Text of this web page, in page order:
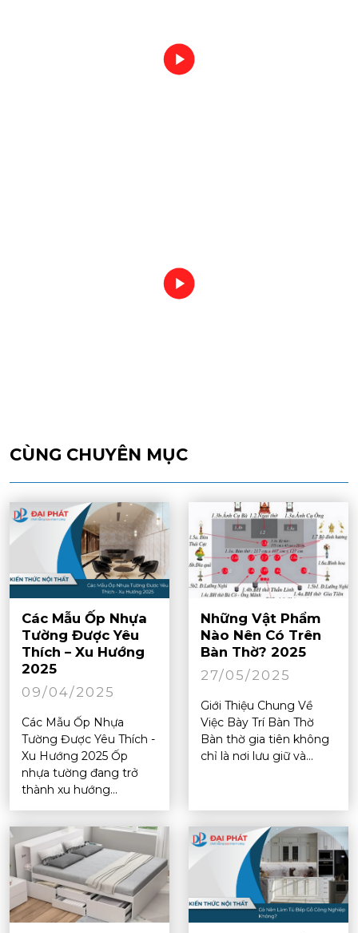
CÙNG CHUYÊN MỤC
Các Mẫu Ốp Nhựa
Tường Được Yêu
Thích – Xu Hướng
2025
09/04/2025
Các Mẫu Ốp Nhựa
Tường Được Yêu Thích -
Xu Hướng 2025 Ốp
nhựa tường đang trở
thành xu hướng...
Những Vật Phẩm
Nào Nên Có Trên
Bàn Thờ? 2025
27/05/2025
Giới Thiệu Chung Về
Việc Bày Trí Bàn Thờ
Bàn thờ gia tiên không
chỉ là nơi lưu giữ và...